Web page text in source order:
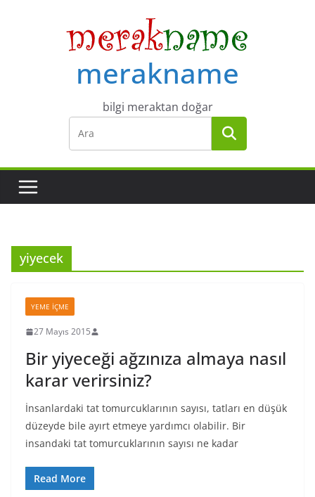
merakname
bilgi meraktan doğar
yiyecek
YEME İÇME
27 Mayıs 2015
Bir yiyeceği ağzınıza almaya nasıl
karar verirsiniz?
İnsanlardaki tat tomurcuklarının sayısı, tatları en düşük
düzeyde bile ayırt etmeye yardımcı olabilir. Bir
insandaki tat tomurcuklarının sayısı ne kadar
Read More